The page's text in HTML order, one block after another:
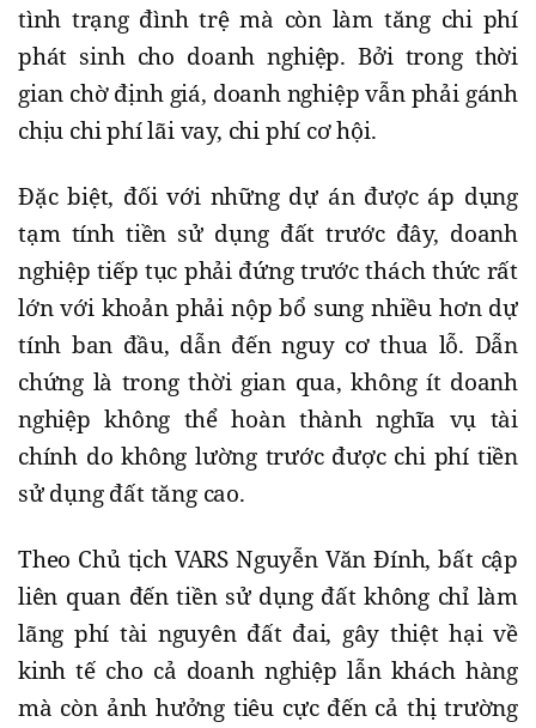
tình trạng đình trệ mà còn làm tăng chi phí
phát sinh cho doanh nghiệp. Bởi trong thời
gian chờ định giá, doanh nghiệp vẫn phải gánh
chịu chi phí lãi vay, chi phí cơ hội.
Đặc biệt, đối với những dự án được áp dụng
tạm tính tiền sử dụng đất trước đây, doanh
nghiệp tiếp tục phải đứng trước thách thức rất
lớn với khoản phải nộp bổ sung nhiều hơn dự
tính ban đầu, dẫn đến nguy cơ thua lỗ. Dẫn
chứng là trong thời gian qua, không ít doanh
nghiệp không thể hoàn thành nghĩa vụ tài
chính do không lường trước được chi phí tiền
sử dụng đất tăng cao.
Theo Chủ tịch VARS Nguyễn Văn Đính, bất cập
liên quan đến tiền sử dụng đất không chỉ làm
lãng phí tài nguyên đất đai, gây thiệt hại về
kinh tế cho cả doanh nghiệp lẫn khách hàng
mà còn ảnh hưởng tiêu cực đến cả thị trường